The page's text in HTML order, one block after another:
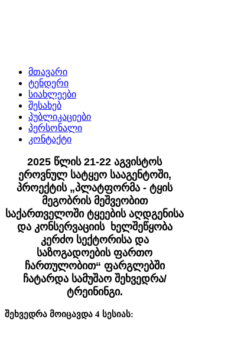
მთავარი
ტენდერი
სიახლეები
შესახებ
პუბლიკაციები
პერსონალი
კონტაქტი
2025 წლის 21-22 აგვისტოს
ეროვნულ სატყეო სააგენტოში,
პროექტის „პლატფორმა - ტყის
მეგობრის მეშვეობით
საქართველოში ტყეების აღდგენისა
და კონსერვაციის ხელშეწყობა
კერძო სექტორისა და
საზოგადოების ფართო
ჩართულობით“ ფარგლებში
ჩატარდა სამუშაო შეხვედრა/
ტრეინინგი.
შეხვედრა მოიცავდა 4 სესიას: